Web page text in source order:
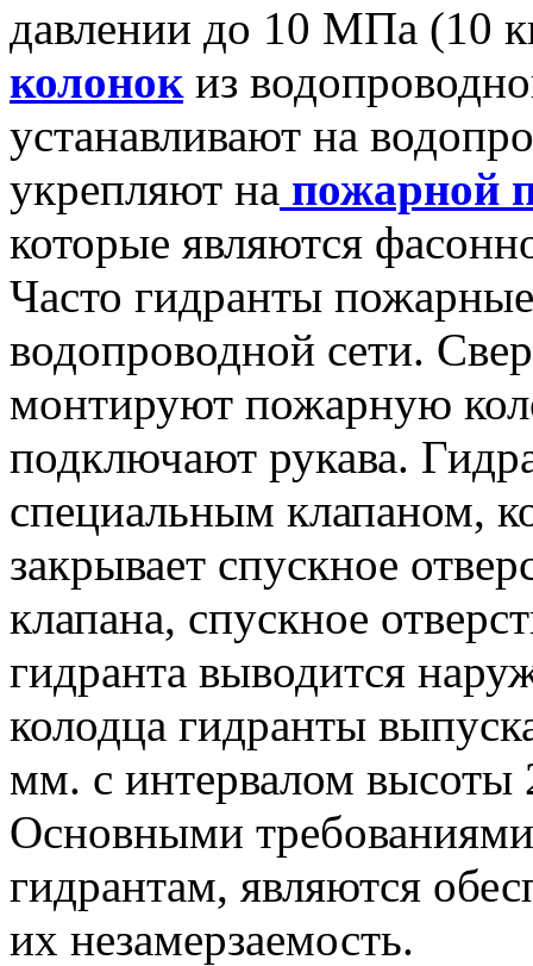
давлении до 10 МПа (10
колонокиз
устанавливают на
укрепляют на пожарной
которые являются
Часто гидранты
водопроводной сети.
монтируют пожарную
подключают рукава.
специальным клапаном,
закрывает спускное
клапана, спускное
гидранта выводится
колодца гидранты
мм. с интервалом высоты
Основными
гидрантам, являются
их незамерзаемость.